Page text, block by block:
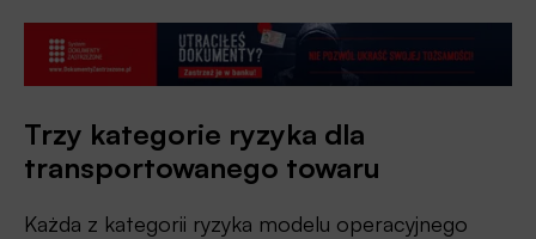
Trzy kategorie ryzyka dla
transportowanego towaru
Każda z kategorii ryzyka modelu operacyjnego